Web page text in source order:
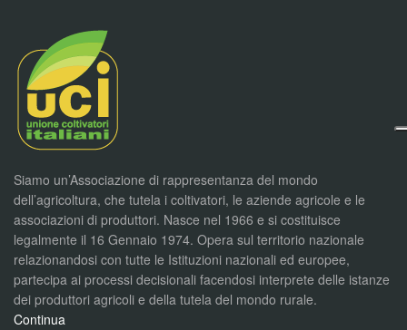
Siamo un’Associazione di rappresentanza del mondo
dell’agricoltura, che tutela i coltivatori, le aziende agricole e le
associazioni di produttori. Nasce nel 1966 e si costituisce
legalmente il 16 Gennaio 1974. Opera sul territorio nazionale
relazionandosi con tutte le Istituzioni nazionali ed europee,
partecipa ai processi decisionali facendosi interprete delle istanze
dei produttori agricoli e della tutela del mondo rurale.
Continua